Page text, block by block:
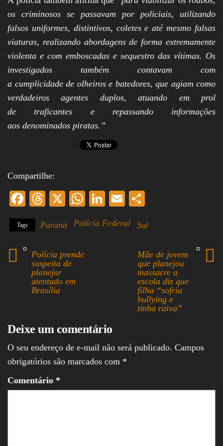
os criminosos se passavam por policiais, utilizando
falsos uniformes, distintivos, coletes e até mesmo falsas
viaturas, realizando abordagens de forma extremamente
violenta e com emboscadas e sequestro das vítimas. Os
investigados também contavam com
a cumplicidade de olheiros e batedores, que agiam como
verdadeiros agentes duplos, atuando em prol
de traficantes e repassando informações
aos denominados piratas.”
Compartilhe:
Fa
ce
bo
ok
T
ea
ds
X
W
ts
Li
ed
E
ail re
Tags Paraná Polícia Federal Sul
Polícia prende
suspeita de
planejar
atentado em
Brasília
Mãe de jovem
que planejou
massacre a
escola diz que
filha “sofria
bullying e
tinha raiva”
Deixe um comentário
O seu endereço de e-mail não será publicado. Campos
obrigatórios são marcados com *
Comentário *